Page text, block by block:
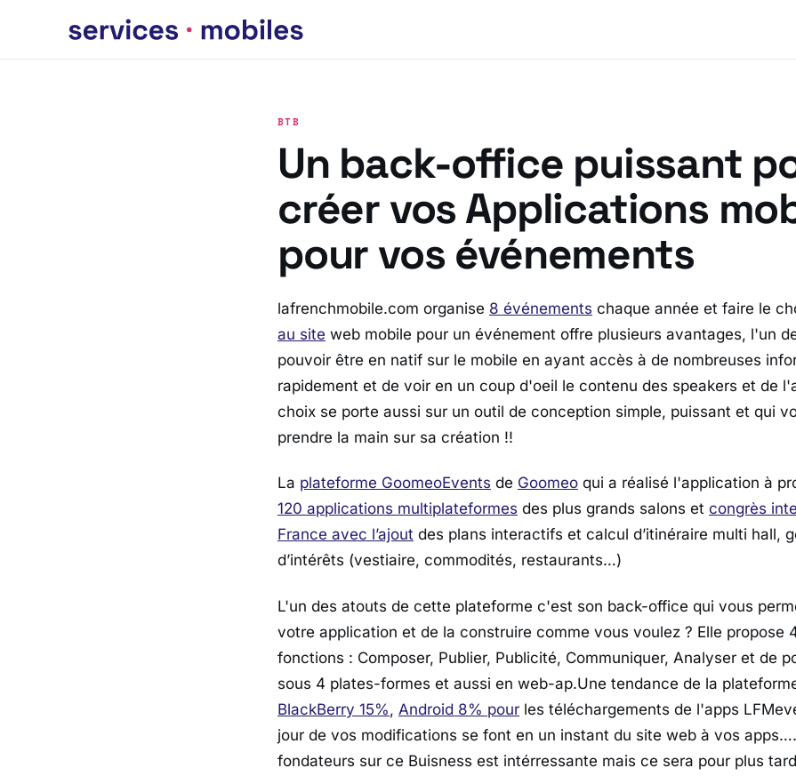
BTB
Un back-office puissant
créer vos Applications
pour vos événements
lafrenchmobile.com organise 8 événements chaque année et faire le
au site web mobile pour un événement offre plusieurs avantages, l'un
pouvoir être en natif sur le mobile en ayant accès à de nombreuses
rapidement et de voir en un coup d'oeil le contenu des speakers et de
choix se porte aussi sur un outil de conception simple, puissant et qui
prendre la main sur sa création !!
La plateforme GoomeoEvents de Goomeo qui a réalisé l'application à
120 applications multiplateformes des plus grands salons et congrès
France avec l’ajout des plans interactifs et calcul d’itinéraire multi hall,
d’intérêts (vestiaire, commodités, restaurants…)
L'un des atouts de cette plateforme c'est son back-office qui vous
votre application et de la construire comme vous voulez ? Elle propose
fonctions : Composer, Publier, Publicité, Communiquer, Analyser et de
sous 4 plates-formes et aussi en web-ap.Une tendance de la
BlackBerry 15% , Android 8% pour les téléchargements de l'apps
jour de vos modifications se font en un instant du site web à vos
fondateurs sur ce Buisness est intérressante mais ce sera pour plus